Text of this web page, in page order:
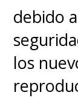
debido
los